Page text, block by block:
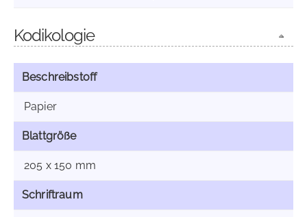
Kodikologie
Beschreibstoff
Papier
Blattgröße
205 x 150 mm
Schriftraum